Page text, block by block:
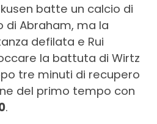
batte un calcio di
di Abraham, ma la
defilata e Rui
la battuta di Wirtz
tre minuti di recupero
del primo tempo con
.